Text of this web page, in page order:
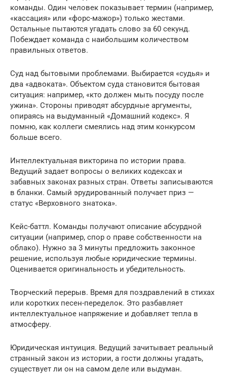
команды. Один человек показывает термин (например,
«кассация» или «форс-мажор») только жестами.
Остальные пытаются угадать слово за 60 секунд.
Побеждает команда с наибольшим количеством
правильных ответов.
Суд над бытовыми проблемами. Выбирается «судья» и
два «адвоката». Объектом суда становится бытовая
ситуация: например, «кто должен мыть посуду после
ужина». Стороны приводят абсурдные аргументы,
опираясь на выдуманный «Домашний кодекс». Я
помню, как коллеги смеялись над этим конкурсом
больше всего.
Интеллектуальная викторина по истории права.
Ведущий задает вопросы о великих кодексах и
забавных законах разных стран. Ответы записываются
в бланки. Самый эрудированный получает приз —
статус «Верховного знатока».
Кейс-баттл. Команды получают описание абсурдной
ситуации (например, спор о праве собственности на
облако). Нужно за 3 минуты предложить законное
решение, используя любые юридические термины.
Оценивается оригинальность и убедительность.
Творческий перерыв. Время для поздравлений в стихах
или коротких песен-переделок. Это разбавляет
интеллектуальное напряжение и добавляет тепла в
атмосферу.
Юридическая интуиция. Ведущий зачитывает реальный
странный закон из истории, а гости должны угадать,
существует ли он на самом деле или выдуман.